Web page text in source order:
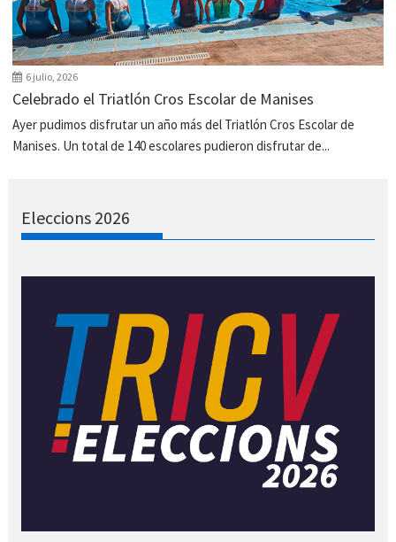
6 julio, 2026
Celebrado el Triatlón Cros Escolar de Manises
Ayer pudimos disfrutar un año más del Triatlón Cros Escolar de
Manises. Un total de 140 escolares pudieron disfrutar de...
Eleccions 2026